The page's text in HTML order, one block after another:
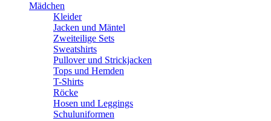
Mädchen
Kleider
Jacken und Mäntel
Zweiteilige Sets
Sweatshirts
Pullover und Strickjacken
Tops und Hemden
T-Shirts
Röcke
Hosen und Leggings
Schuluniformen